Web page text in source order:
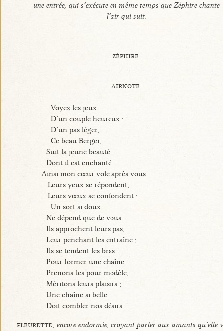
une entrée, qui s’exécute en même temps que Zéphire chante
l’air qui suit.
zéphire
airnote
Voyez les jeux
D’un couple heureux :
D’un pas léger,
Ce beau Berger,
Suit la jeune beauté,
Dont il est enchanté.
Ainsi mon cœur vole après vous.
Leurs yeux se répondent,
Leurs vœux se confondent :
Un sort si doux
Ne dépend que de vous.
Ils approchent leurs pas,
Leur penchant les entraîne ;
Ils se tendent les bras
Pour former une chaîne.
Prenons-les pour modèle,
Méritons leurs plaisirs ;
Une chaîne si belle
Doit combler nos désirs.
fleurette, encore endormie, croyant parler aux amants qu’elle